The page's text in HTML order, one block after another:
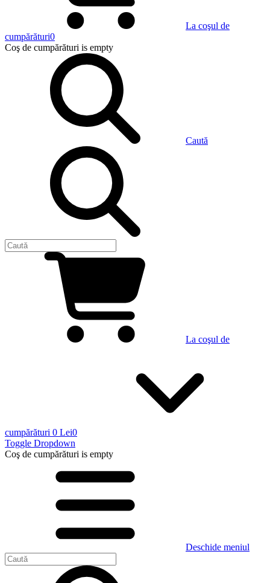
La coşul de
cumpărături0
Coş de cumpărături is empty
Caută
La coşul de
cumpărături 0 Lei0
Toggle Dropdown
Coş de cumpărături is empty
Deschide meniul